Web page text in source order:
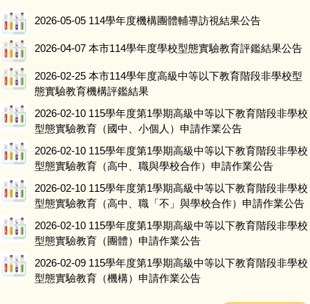
最新消息
師資培訓
學校型態
非學校型態
教育新趨勢
新北亮點
相關資源
法規及Q&A
2026-05-05 114學年度機構團體輔導訪視結果公告
2026-04-07 本市114學年度學校型態實驗教育評鑑結果公告
2026-02-25 本市114學年度高級中等以下教育階段非學校型
態實驗教育機構評鑑結果
2026-02-10 115學年度第1學期高級中等以下教育階段非學校
型態實驗教育（國中、小個人）申請作業公告
2026-02-10 115學年度第1學期高級中等以下教育階段非學校
型態實驗教育（高中、職與學校合作）申請作業公告
2026-02-10 115學年度第1學期高級中等以下教育階段非學校
型態實驗教育（高中、職「不」與學校合作）申請作業公告
2026-02-10 115學年度第1學期高級中等以下教育階段非學校
型態實驗教育（團體）申請作業公告
2026-02-09 115學年度第1學期高級中等以下教育階段非學校
型態實驗教育（機構）申請作業公告